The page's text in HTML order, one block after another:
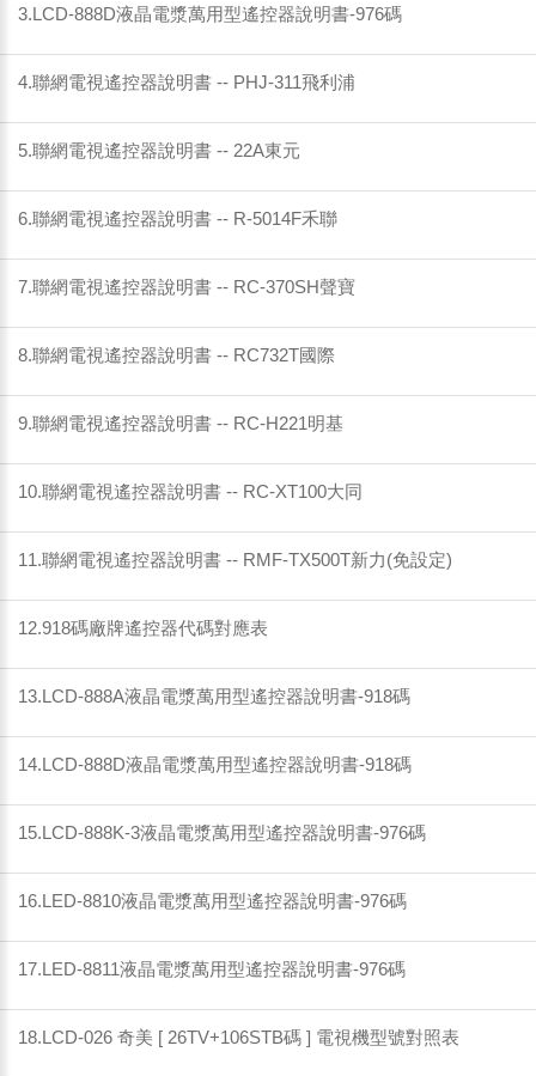
3.LCD-888D液晶電漿萬用型遙控器說明書-976碼
4.聯網電視遙控器說明書 -- PHJ-311飛利浦
5.聯網電視遙控器說明書 -- 22A東元
6.聯網電視遙控器說明書 -- R-5014F禾聯
7.聯網電視遙控器說明書 -- RC-370SH聲寶
8.聯網電視遙控器說明書 -- RC732T國際
9.聯網電視遙控器說明書 -- RC-H221明基
10.聯網電視遙控器說明書 -- RC-XT100大同
11.聯網電視遙控器說明書 -- RMF-TX500T新力(免設定)
12.918碼廠牌遙控器代碼對應表
13.LCD-888A液晶電漿萬用型遙控器說明書-918碼
14.LCD-888D液晶電漿萬用型遙控器說明書-918碼
15.LCD-888K-3液晶電漿萬用型遙控器說明書-976碼
16.LED-8810液晶電漿萬用型遙控器說明書-976碼
17.LED-8811液晶電漿萬用型遙控器說明書-976碼
18.LCD-026 奇美 [ 26TV+106STB碼 ] 電視機型號對照表